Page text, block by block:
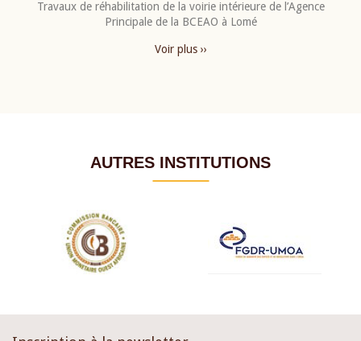
Travaux de réhabilitation de la voirie intérieure de l’Agence
Principale de la BCEAO à Lomé
Voir plus ››
AUTRES INSTITUTIONS